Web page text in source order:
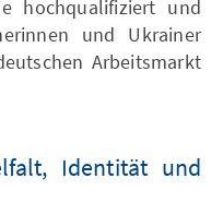
hochqualifiziert und
und Ukrainer
Arbeitsmarkt
Identität und